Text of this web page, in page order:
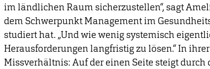
im ländlichen Raum sicherzustellen“, sagt
dem Schwerpunkt Management im
studiert hat. „Und wie wenig systemisch
Herausforderungen langfristig zu lösen.“ In
Missverhältnis: Auf der einen Seite steigt